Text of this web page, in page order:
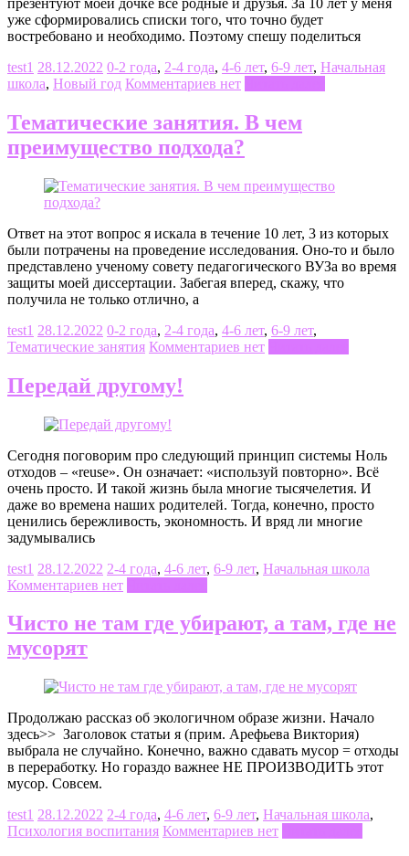
презентуют моей дочке все родные и друзья. За 10 лет у меня
уже сформировались списки того, что точно будет
востребовано и необходимо. Поэтому спешу поделиться
test1 28.12.2022 0-2 года, 2-4 года, 4-6 лет, 6-9 лет, Начальная
школа, Новый год Комментариев нет
Тематические занятия. В чем
преимущество подхода?
Ответ на этот вопрос я искала в течение 10 лет, 3 из которых
были потрачены на проведение исследования. Оно-то и было
представлено ученому совету педагогического ВУЗа во время
защиты моей диссертации. Забегая вперед, скажу, что
получила не только отлично, а
test1 28.12.2022 0-2 года, 2-4 года, 4-6 лет, 6-9 лет,
Тематические занятия Комментариев нет
Передай другому!
Сегодня поговорим про следующий принцип системы Ноль
отходов – «reuse». Он означает: «используй повторно». Всё
очень просто. И такой жизнь была многие тысячелетия. И
даже во времена наших родителей. Тогда, конечно, просто
ценились бережливость, экономность. И вряд ли многие
задумывались
test1 28.12.2022 2-4 года, 4-6 лет, 6-9 лет, Начальная школа
Комментариев нет
Чисто не там где убирают, а там, где не
мусорят
Продолжаю рассказ об экологичном образе жизни. Начало
здесь>> Заголовок статьи я (прим. Арефьева Виктория)
выбрала не случайно. Конечно, важно сдавать мусор = отходы
в переработку. Но гораздо важнее НЕ ПРОИЗВОДИТЬ этот
мусор. Совсем.
test1 28.12.2022 2-4 года, 4-6 лет, 6-9 лет, Начальная школа,
Психология воспитания Комментариев нет